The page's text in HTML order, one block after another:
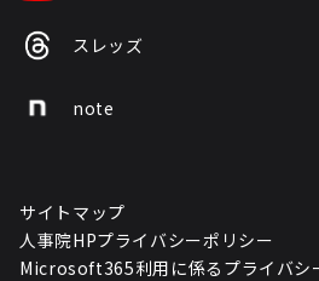
スレッズ
note
サイトマップ
人事院HPプライバシーポリシー
Microsoft365利用に係るプライバシ